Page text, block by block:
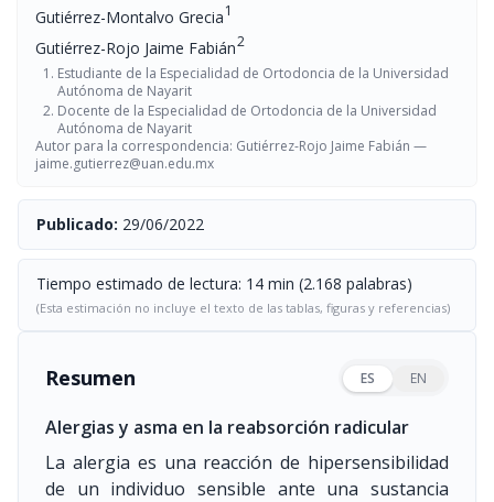
Gutiérrez-Montalvo Grecia1
Gutiérrez-Rojo Jaime Fabián2
Estudiante de la Especialidad de Ortodoncia de la Universidad
Autónoma de Nayarit
Docente de la Especialidad de Ortodoncia de la Universidad
Autónoma de Nayarit
Autor para la correspondencia: Gutiérrez-Rojo Jaime Fabián —
jaime.gutierrez@uan.edu.mx
Publicado: 29/06/2022
Tiempo estimado de lectura: 14 min (2.168 palabras)
(Esta estimación no incluye el texto de las tablas, figuras y referencias)
Resumen ES EN
Alergias y asma en la reabsorción radicular
La alergia es una reacción de hipersensibilidad
de un individuo sensible ante una sustancia